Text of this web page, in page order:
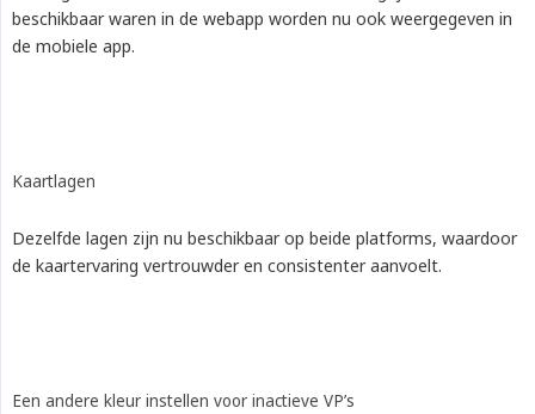
beschikbaar waren in de webapp worden nu ook weergegeven in
de mobiele app.
Kaartlagen
Dezelfde lagen zijn nu beschikbaar op beide platforms, waardoor
de kaartervaring vertrouwder en consistenter aanvoelt.
Een andere kleur instellen voor inactieve VP’s